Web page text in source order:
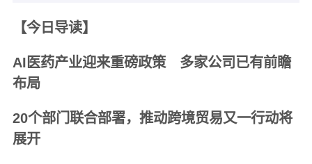
【今日导读】
AI医药产业迎来重磅政策 多家公司已有前瞻
布局
20个部门联合部署，推动跨境贸易又一行动将
展开